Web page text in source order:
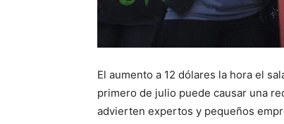
El aumento a 12 dólares la hora el
primero de julio puede causar una
advierten expertos y pequeños